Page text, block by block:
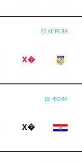
27 АПРЕЛЯ
Х�
15 ИЮЛЯ
Х�